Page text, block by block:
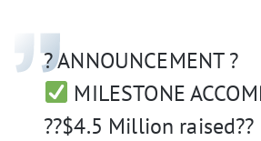
? ANNOUNCEMENT ?
MILESTONE
??$4.5 Million raised??